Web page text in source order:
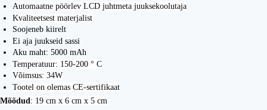
Automaatne pöörlev LCD juhtmeta juuksekoolutaja
Kvaliteetsest materjalist
Soojeneb kiirelt
Ei aja juukseid sassi
Aku maht: 5000 mAh
Temperatuur: 150-200 ° C
Võimsus: 34W
Tootel on olemas CE-sertifikaat
Mõõdud : 19 cm x 6 cm x 5 cm